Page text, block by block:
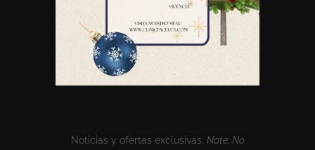
Noticias y ofertas exclusivas. Note: No